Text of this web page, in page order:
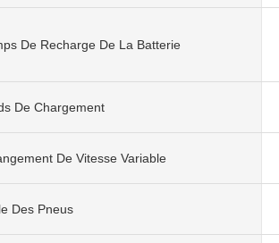
De Recharge De La Batterie
De Chargement
De Vitesse Variable
Des Pneus